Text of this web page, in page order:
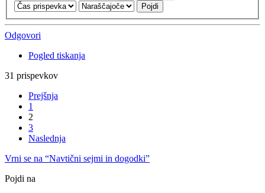
Odgovori
Pogled tiskanja
31 prispevkov
Prejšnja
1
2
3
Naslednja
Vrni se na “Navtični sejmi in dogodki”
Pojdi na